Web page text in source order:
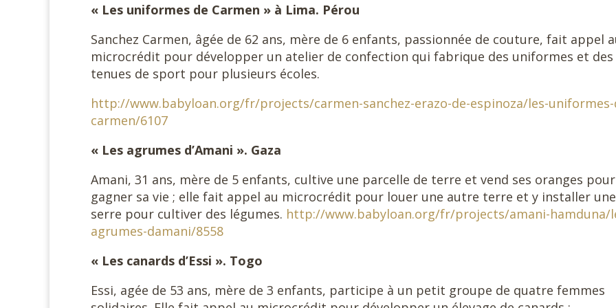
« Les uniformes de Carmen » à Lima. Pérou
Sanchez Carmen, âgée de 62 ans, mère de 6 enfants, passionnée de couture, fait appel
microcrédit pour développer un atelier de confection qui fabrique des uniformes et des
tenues de sport pour plusieurs écoles.
http://www.babyloan.org/fr/projects/carmen-sanchez-erazo-de-espinoza/les-uniformes-
carmen/6107
« Les agrumes d’Amani ». Gaza
Amani, 31 ans, mère de 5 enfants, cultive une parcelle de terre et vend ses oranges pour
gagner sa vie ; elle fait appel au microcrédit pour louer une autre terre et y installer une
serre pour cultiver des légumes. http://www.babyloan.org/fr/projects/amani-hamduna/
agrumes-damani/8558
« Les canards d’Essi ». Togo
Essi, agée de 53 ans, mère de 3 enfants, participe à un petit groupe de quatre femmes